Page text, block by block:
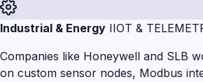
Industrial & Energy IIOT &
Companies like Honeywell and SLB
on custom sensor nodes, Modbus